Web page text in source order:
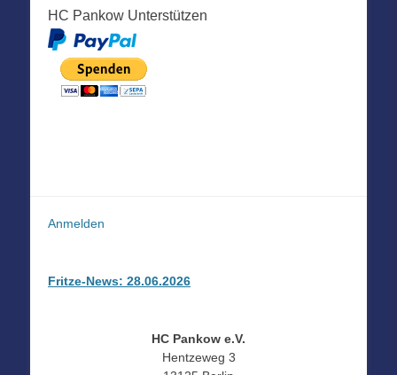
HC Pankow Unterstützen
Anmelden
Fritze-News: 28.06.2026
HC Pankow e.V.
Hentzeweg 3